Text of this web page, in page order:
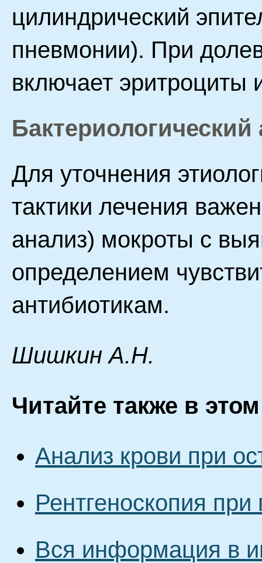
цилиндрический
пневмонии). При
включает эритроциты
Для уточнения
тактики лечения
анализ) мокроты с
определением
антибиотикам.
Шишкин A.Н.
Читайте также в
Анализ крови при
Рентгеноскопия
Вся информация в